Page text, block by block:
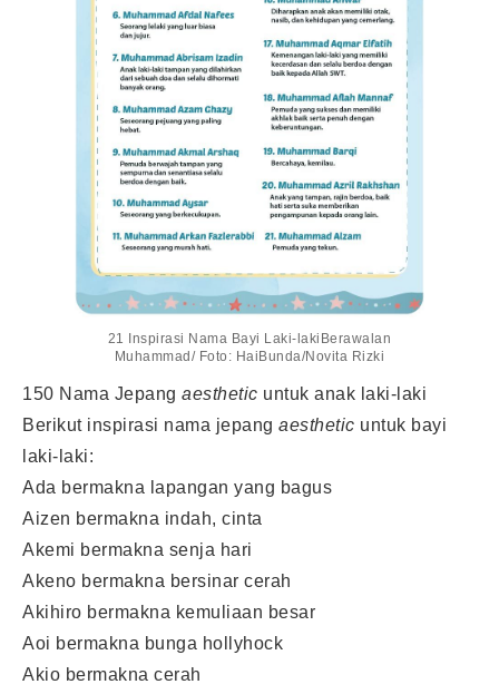
21 Inspirasi Nama Bayi Laki-lakiBerawalan
Muhammad/ Foto: HaiBunda/Novita Rizki
150 Nama Jepang aesthetic untuk anak laki-laki
Berikut inspirasi nama jepang aesthetic untuk bayi
laki-laki:
Ada bermakna lapangan yang bagus
Aizen bermakna indah, cinta
Akemi bermakna senja hari
Akeno bermakna bersinar cerah
Akihiro bermakna kemuliaan besar
Aoi bermakna bunga hollyhock
Akio bermakna cerah